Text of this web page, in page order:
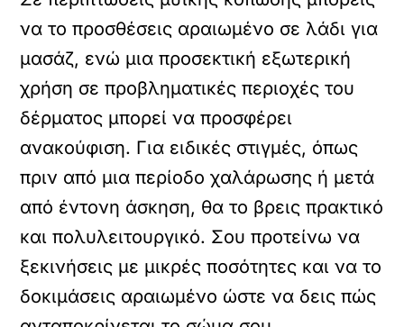
να το προσθέσεις αραιωμένο σε λάδι για
μασάζ, ενώ μια προσεκτική εξωτερική
χρήση σε προβληματικές περιοχές του
δέρματος μπορεί να προσφέρει
ανακούφιση. Για ειδικές στιγμές, όπως
πριν από μια περίοδο χαλάρωσης ή μετά
από έντονη άσκηση, θα το βρεις πρακτικό
και πολυλειτουργικό. Σου προτείνω να
ξεκινήσεις με μικρές ποσότητες και να το
δοκιμάσεις αραιωμένο ώστε να δεις πώς